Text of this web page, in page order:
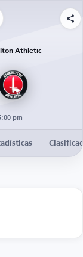
Athletic
pm